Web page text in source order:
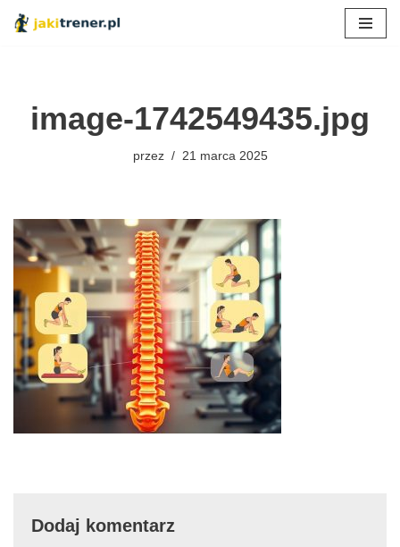
image-1742549435.jpg
przez 21 marca 2025
Dodaj komentarz